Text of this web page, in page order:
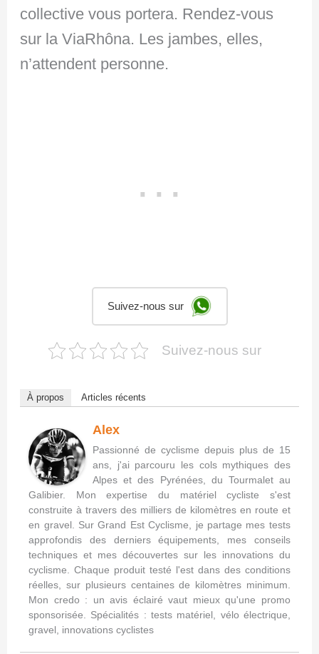
collective vous portera. Rendez-vous
sur la ViaRhôna. Les jambes, elles,
n’attendent personne.
Suivez-nous sur
Suivez-nous sur
À propos Articles récents
Alex
Passionné de cyclisme depuis plus de 15
ans, j'ai parcouru les cols mythiques des
Alpes et des Pyrénées, du Tourmalet au
Galibier. Mon expertise du matériel cycliste s'est
construite à travers des milliers de kilomètres en route et
en gravel. Sur Grand Est Cyclisme, je partage mes tests
approfondis des derniers équipements, mes conseils
techniques et mes découvertes sur les innovations du
cyclisme. Chaque produit testé l'est dans des conditions
réelles, sur plusieurs centaines de kilomètres minimum.
Mon credo : un avis éclairé vaut mieux qu'une promo
sponsorisée. Spécialités : tests matériel, vélo électrique,
gravel, innovations cyclistes